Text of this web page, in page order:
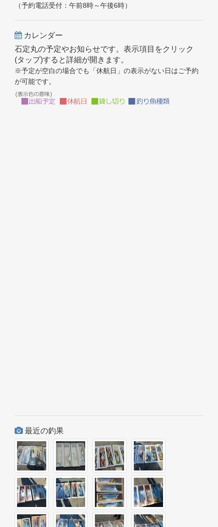
（予約電話受付：午前8時～午後6時）
カレンダー
石定丸の予定やお知らせです。表示項目をクリック
(タップ)すると詳細が開きます。
※予定が空白の場合でも「休航日」の表示がない日はご予約
が可能です。
最近の釣果